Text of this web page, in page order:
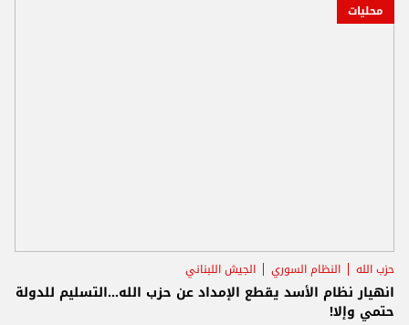
محليات
حزب الله النظام السوري الجيش اللبناني
انهيار نظام الأسد يقطع الإمداد عن حزب الله...التسليم للدولة
حتمي وإلا!